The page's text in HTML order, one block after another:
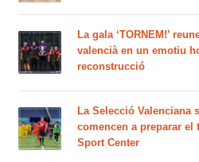
La gala ‘TORNEM!’
valencià en un emotiu
reconstrucció
La Selecció Valenciana
comencen a preparar el
Sport Center